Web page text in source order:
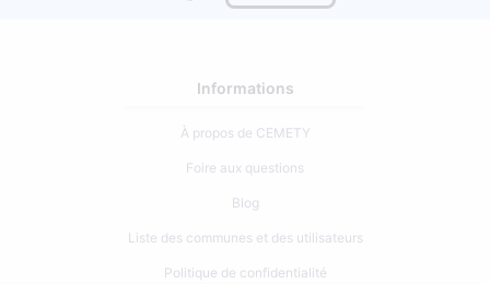
Informations
À propos de CEMETY
Foire aux questions
Blog
Liste des communes et des utilisateurs
Politique de confidentialité